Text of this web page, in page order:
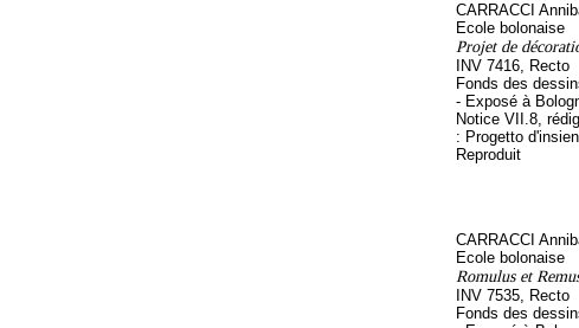
CARRACCI
Ecole bolonaise
Projet de
INV 7416, Recto
Fonds des
- Exposé à
Notice VII.8,
: Progetto
Reproduit
CARRACCI
Ecole bolonaise
Romulus et
INV 7535, Recto
Fonds des